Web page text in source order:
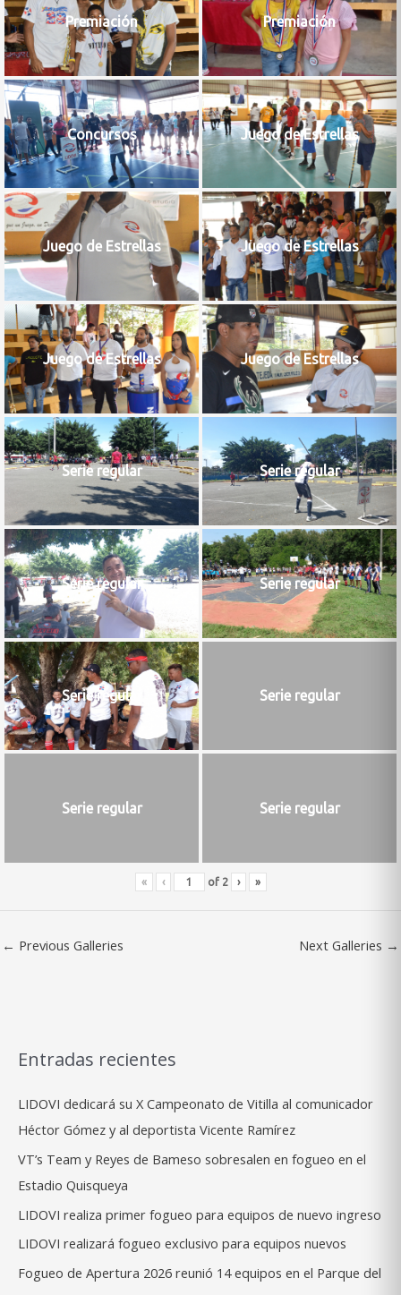
Premiación Premiación
Concursos Juego de Estrellas
Juego de Estrellas Juego de Estrellas
Juego de Estrellas Juego de Estrellas
Serie regular Serie regular
Serie regular Serie regular
Serie regular Serie regular
Serie regular Serie regular
« ‹ of 2 › »
← Previous Galleries Next Galleries →
Entradas recientes
LIDOVI dedicará su X Campeonato de Vitilla al comunicador
Héctor Gómez y al deportista Vicente Ramírez
VT’s Team y Reyes de Bameso sobresalen en fogueo en el
Estadio Quisqueya
LIDOVI realiza primer fogueo para equipos de nuevo ingreso
LIDOVI realizará fogueo exclusivo para equipos nuevos
Fogueo de Apertura 2026 reunió 14 equipos en el Parque del